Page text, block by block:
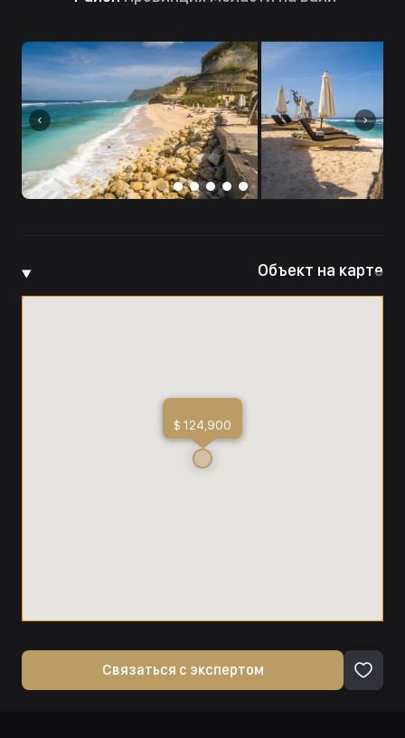
Объект на карте
$ 124,900
Связаться с экспертом